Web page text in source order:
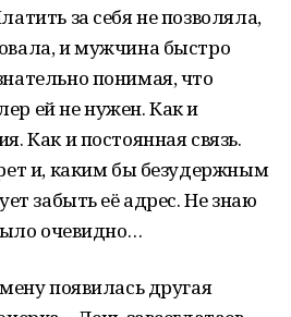
за себя не позволяла,
и мужчина быстро
понимая, что
ей не нужен. Как и
Как и постоянная связь.
и, каким бы безудержным
забыть её адрес. Не знаю
очевидно…
появилась другая